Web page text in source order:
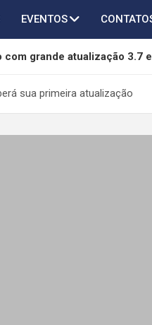
EVENTOS
com grande atualização 3.7
para PC e será
Sony e pode se tornar
sua primeira atualização